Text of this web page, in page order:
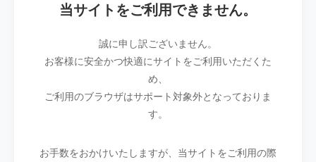
当サイトをご利用できません。
誠に申し訳ございません。
お客様に安全かつ快適にサイトをご利用いただくた
め、
ご利用のブラウザはサポート対象外となっておりま
す。
お手数をおかけいたしますが、当サイトをご利用の際